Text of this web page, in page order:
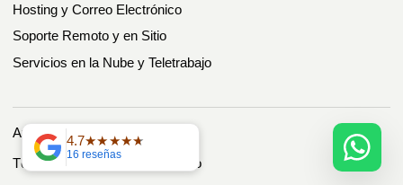
4.7
16 reseñas
Hosting y Correo Electrónico
Soporte Remoto y en Sitio
Servicios en la Nube y Teletrabajo
Aviso de Privacidad
Términos y Condiciones de Uso